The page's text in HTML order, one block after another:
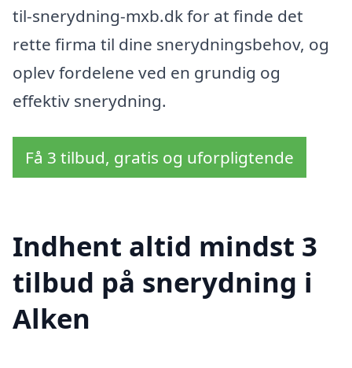
til-snerydning-mxb.dk for at finde det
rette firma til dine snerydningsbehov, og
oplev fordelene ved en grundig og
effektiv snerydning.
Få 3 tilbud, gratis og uforpligtende
Indhent altid mindst 3
tilbud på snerydning i
Alken